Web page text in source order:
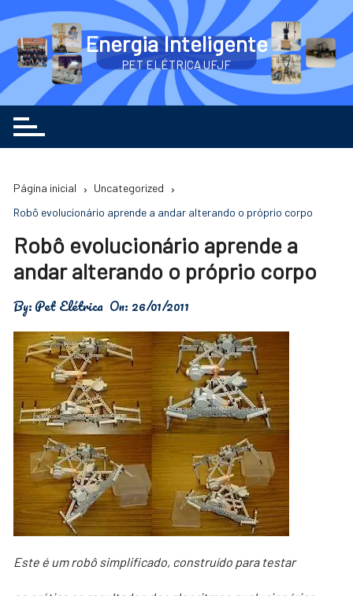
o
conteúdo
Energia Inteligente
PET ELÉTRICA UFJF
Página inicial
Uncategorized
Robô evolucionário aprende a andar alterando o próprio corpo
Robô evolucionário aprende a
andar alterando o próprio corpo
By:Pet Elétrica On: 26/01/2011
Este é um robô simplificado, construído para testar